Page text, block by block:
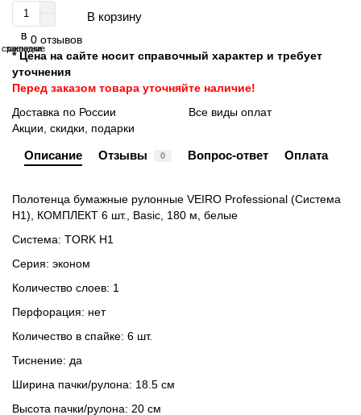
В корзину
В
закладки
В
сравнение
0 отзывов
* Цена на сайте носит справочный характер и требует
уточнения
Перед заказом товара уточняйте наличие!
Доставка по России
Все виды оплат
Акции, скидки, подарки
Описание Отзывы 0 Вопрос-ответ Оплата
Полотенца бумажные рулонные VEIRO Professional (Система
H1), КОМПЛЕКТ 6 шт., Basic, 180 м, белые
Система: TORK H1
Серия: эконом
Количество слоев: 1
Перфорация: нет
Количество в спайке: 6 шт.
Тиснение: да
Ширина пачки/рулона: 18.5 см
Высота пачки/рулона: 20 см